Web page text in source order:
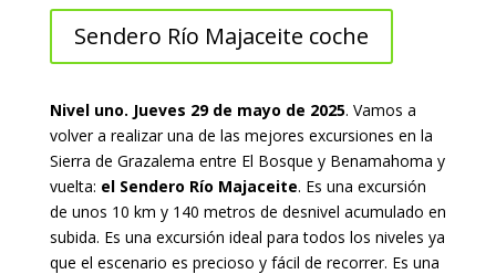
Sendero Río Majaceite coche
Nivel uno. Jueves 29 de mayo de 2025. Vamos a
volver a realizar una de las mejores excursiones en la
Sierra de Grazalema entre El Bosque y Benamahoma y
vuelta: el Sendero Río Majaceite. Es una excursión
de unos 10 km y 140 metros de desnivel acumulado en
subida. Es una excursión ideal para todos los niveles ya
que el escenario es precioso y fácil de recorrer. Es una